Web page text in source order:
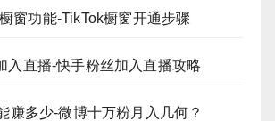
窗功能-TikTok橱窗开通步骤
入直播-快手粉丝加入直播攻略
赚多少-微博十万粉月入几何？